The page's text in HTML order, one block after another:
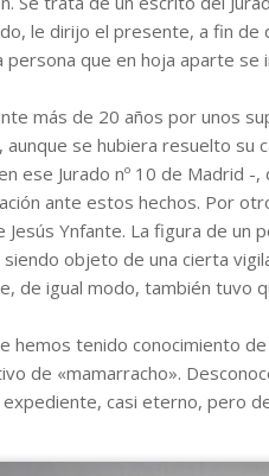
le dirijo el presente, a fin de
persona que en hoja aparte
más de 20 años por unos
se hubiera resuelto su
ese Jurado nº 10 de Madrid
ante estos hechos. Por
Ynfante. La figura de
objeto de una cierta
de igual modo, también tuvo
tenido conocimiento
de «mamarracho».
casi eterno, pero